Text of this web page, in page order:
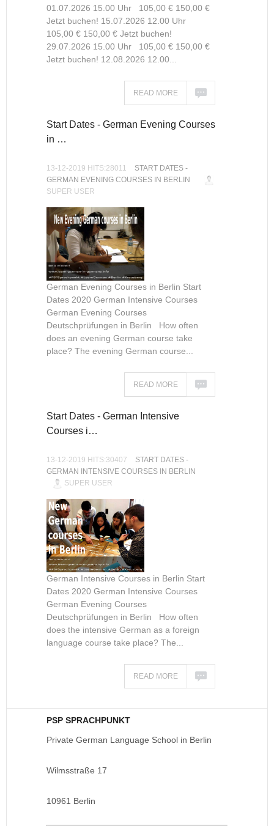
01.07.2026 15.00 Uhr 105,00 € 150,00 €
Jetzt buchen! 15.07.2026 12.00 Uhr
105,00 € 150,00 € Jetzt buchen!
29.07.2026 15.00 Uhr 105,00 € 150,00 €
Jetzt buchen! 12.08.2026 12.00...
READ MORE
Start Dates - German Evening Courses
in …
13-12-2019 HITS:28011
START DATES -
GERMAN EVENING COURSES IN BERLIN
SUPER USER
German Evening Courses in Berlin Start
Dates 2020 German Intensive Courses
German Evening Courses
Deutschprüfungen in Berlin How often
does an evening German course take
place? The evening German course...
READ MORE
Start Dates - German Intensive
Courses i…
13-12-2019 HITS:30407
START DATES -
GERMAN INTENSIVE COURSES IN BERLIN
SUPER USER
German Intensive Courses in Berlin Start
Dates 2020 German Intensive Courses
German Evening Courses
Deutschprüfungen in Berlin How often
does the intensive German as a foreign
language course take place? The...
READ MORE
PSP SPRACHPUNKT
Private German Language School in Berlin
Wilmsstraße 17
10961 Berlin